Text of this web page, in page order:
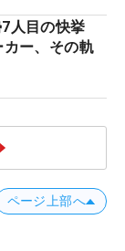
7人目の快挙
ー、その軌
ページ上部へ